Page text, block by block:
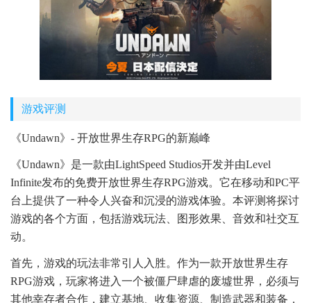
游戏评测
《Undawn》- 开放世界生存RPG的新巅峰
《Undawn》是一款由LightSpeed Studios开发并由Level
Infinite发布的免费开放世界生存RPG游戏。它在移动和PC平
台上提供了一种令人兴奋和沉浸的游戏体验。本评测将探讨
游戏的各个方面，包括游戏玩法、图形效果、音效和社交互
动。
首先，游戏的玩法非常引人入胜。作为一款开放世界生存
RPG游戏，玩家将进入一个被僵尸肆虐的废墟世界，必须与
其他幸存者合作，建立基地、收集资源、制造武器和装备，